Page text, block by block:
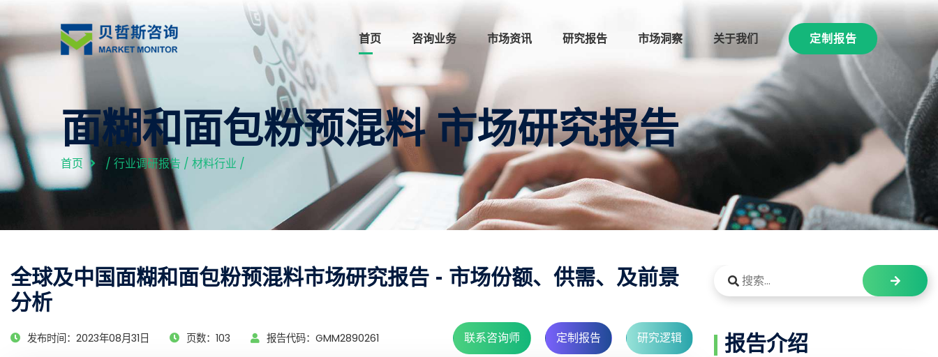
首页 咨询业务 市场资讯 研究报告 市场洞察 关于我们 定制报告
面糊和面包粉预混料 市场研究报告
首页 / 行业调研报告 / 材料行业 /
全球及中国面糊和面包粉预混料市场研究报告 - 市场份额、供需、及前景
分析
发布时间：2023年08月31日 页数：103 报告代码：GMM2890261 联系咨询师 定制报告 研究逻辑 报告介绍